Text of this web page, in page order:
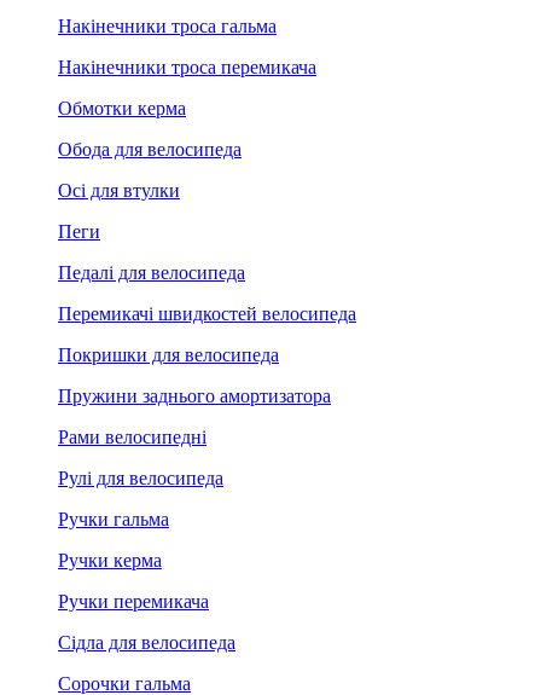
Накінечники троса гальма
Накінечники троса перемикача
Обмотки керма
Обода для велосипеда
Осі для втулки
Пеги
Педалі для велосипеда
Перемикачі швидкостей велосипеда
Покришки для велосипеда
Пружини заднього амортизатора
Рами велосипедні
Рулі для велосипеда
Ручки гальма
Ручки керма
Ручки перемикача
Сідла для велосипеда
Сорочки гальма